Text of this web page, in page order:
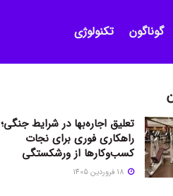
گوناگون تکنولوژی
تعلیق اجاره‌بها در شرایط جنگی؛
راهکاری فوری برای نجات
کسب‌وکارها از ورشکستگی